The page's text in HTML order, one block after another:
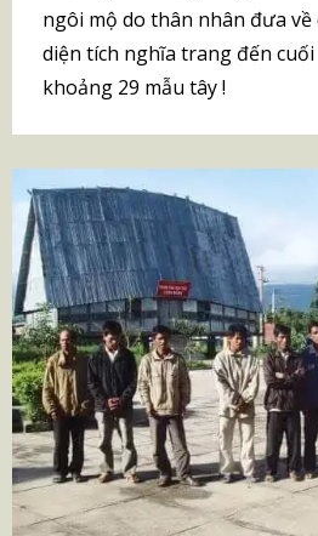
ngôi mộ do thân nhân đưa
diện tích nghĩa trang đến cuối
khoảng 29 mẫu tây !